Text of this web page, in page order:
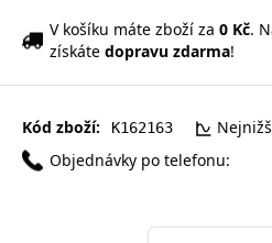
V košíku máte zboží za 0 Kč.
získáte dopravu zdarma!
Kód zboží: K162163
Objednávky po telefonu: